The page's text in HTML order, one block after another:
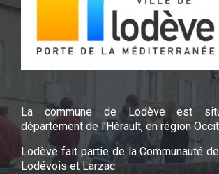
La commune de Lodève est
département de l'Hérault, en région
Lodève fait partie de la Communauté
Lodévois et Larzac.